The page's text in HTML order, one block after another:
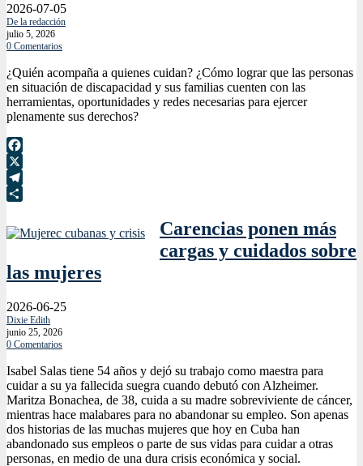
2026-07-05
De la redacción
julio 5, 2026
0 Comentarios
¿Quién acompaña a quienes cuidan? ¿Cómo lograr que las personas
en situación de discapacidad y sus familias cuenten con las
herramientas, oportunidades y redes necesarias para ejercer
plenamente sus derechos?
Facebook
X
Telegram
Carencias ponen más
cargas y cuidados sobre
las mujeres
2026-06-25
Dixie Edith
junio 25, 2026
0 Comentarios
Isabel Salas tiene 54 años y dejó su trabajo como maestra para
cuidar a su ya fallecida suegra cuando debutó con Alzheimer.
Maritza Bonachea, de 38, cuida a su madre sobreviviente de cáncer,
mientras hace malabares para no abandonar su empleo. Son apenas
dos historias de las muchas mujeres que hoy en Cuba han
abandonado sus empleos o parte de sus vidas para cuidar a otras
personas, en medio de una dura crisis económica y social.